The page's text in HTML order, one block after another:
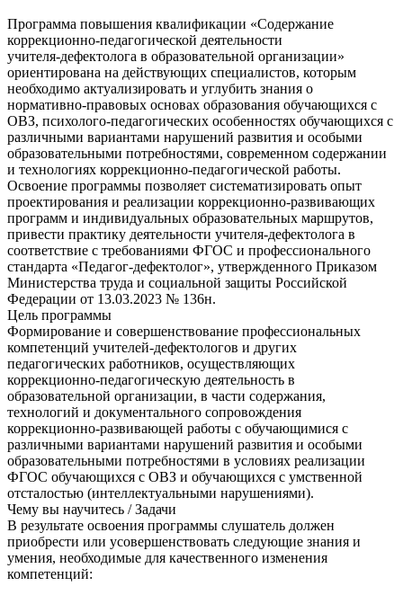
Программа повышения квалификации «Содержание
коррекционно‑педагогической деятельности
учителя‑дефектолога в образовательной организации»
ориентирована на действующих специалистов, которым
необходимо актуализировать и углубить знания о
нормативно‑правовых основах образования обучающихся с
ОВЗ, психолого‑педагогических особенностях обучающихся с
различными вариантами нарушений развития и особыми
образовательными потребностями, современном содержании
и технологиях коррекционно‑педагогической работы.
Освоение программы позволяет систематизировать опыт
проектирования и реализации коррекционно‑развивающих
программ и индивидуальных образовательных маршрутов,
привести практику деятельности учителя‑дефектолога в
соответствие с требованиями ФГОС и профессионального
стандарта «Педагог‑дефектолог», утвержденного Приказом
Министерства труда и социальной защиты Российской
Федерации от 13.03.2023 № 136н.
Цель программы
Формирование и совершенствование профессиональных
компетенций учителей‑дефектологов и других
педагогических работников, осуществляющих
коррекционно‑педагогическую деятельность в
образовательной организации, в части содержания,
технологий и документального сопровождения
коррекционно‑развивающей работы с обучающимися с
различными вариантами нарушений развития и особыми
образовательными потребностями в условиях реализации
ФГОС обучающихся с ОВЗ и обучающихся с умственной
отсталостью (интеллектуальными нарушениями).
Чему вы научитесь / Задачи
В результате освоения программы слушатель должен
приобрести или усовершенствовать следующие знания и
умения, необходимые для качественного изменения
компетенций: